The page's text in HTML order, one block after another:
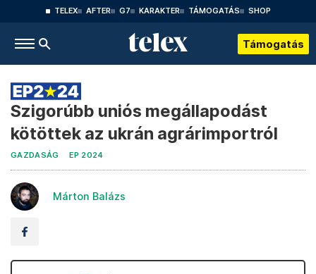
TELEX AFTER G7 KARAKTER TÁMOGATÁS SHOP
Támogatás
Szigorúbb uniós megállapodást
kötöttek az ukrán agrárimportról
GAZDASÁG EP 2024
Márton Balázs